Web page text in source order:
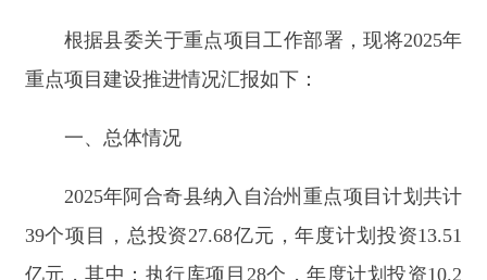
2025年阿合奇县纳入自治州重点项目计划共计
39个项目，总投资27.68亿元，年度计划投资13.51
亿元，其中：执行库项目28个，年度计划投资10.2
9.03亿元；新建项目12个，年度计划投资1.17亿
元）；储备项目11个，年度计划投资3.31亿元、占
比24.52%。纳入培育库项目14个，总投资42.72亿